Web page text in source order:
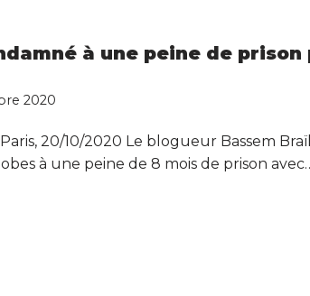
à une peine de prison
2020
20/10/2020 Le blogueur Bassem
à une peine de 8 mois de prison